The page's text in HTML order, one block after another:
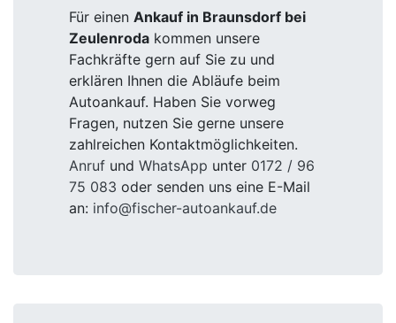
Für einen Ankauf in Braunsdorf bei
Zeulenroda kommen unsere
Fachkräfte gern auf Sie zu und
erklären Ihnen die Abläufe beim
Autoankauf. Haben Sie vorweg
Fragen, nutzen Sie gerne unsere
zahlreichen Kontaktmöglichkeiten.
Anruf und WhatsApp unter 0172 / 96
75 083 oder senden uns eine E-Mail
an: info@fischer-autoankauf.de